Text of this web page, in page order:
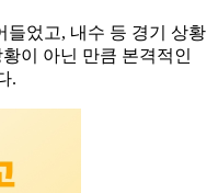
들었고, 내수 등 경기 상황
이 아닌 만큼 본격적인
.